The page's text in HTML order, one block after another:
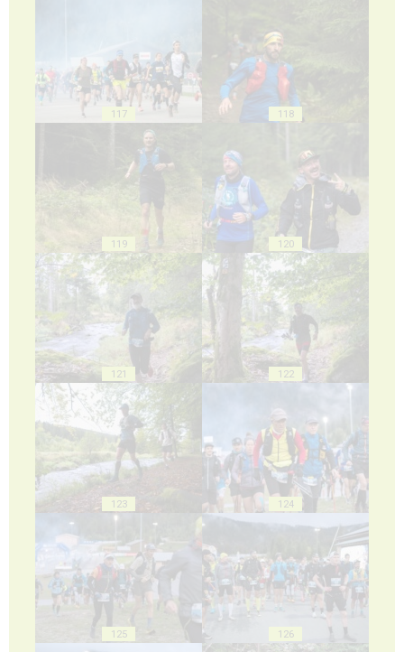
117 118
119 120
121 122
123 124
125 126